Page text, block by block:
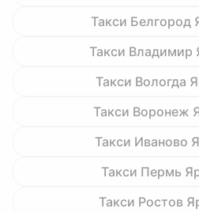
Такси Белгород
Такси Владимир
Такси Вологда
Такси Воронеж
Такси Иваново
Такси Пермь
Такси Ростов